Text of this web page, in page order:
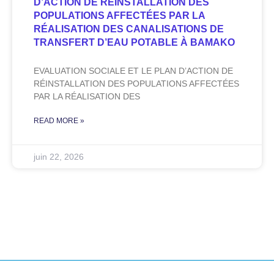
POPULATIONS AFFECTÉES PAR LA
RÉALISATION DES CANALISATIONS DE
TRANSFERT D’EAU POTABLE À BAMAKO
EVALUATION SOCIALE ET LE PLAN D’ACTION DE
RÉINSTALLATION DES POPULATIONS AFFECTÉES
PAR LA RÉALISATION DES
READ MORE »
juin 22, 2026